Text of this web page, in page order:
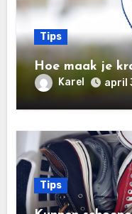
Tips
Hoe maak je
Karel april
Tips